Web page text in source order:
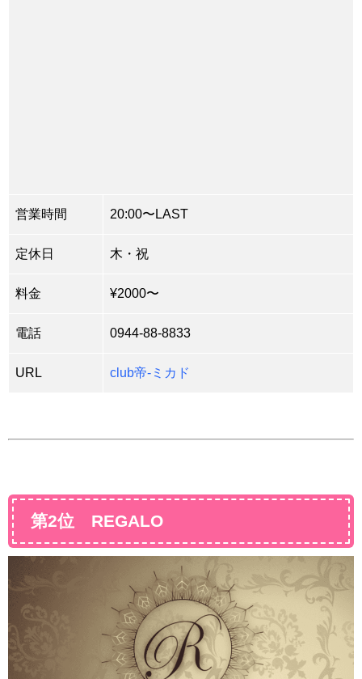
営業時間 20:00〜LAST
定休日 木・祝
料金 ¥2000〜
電話 0944-88-8833
URL club帝-ミカド
第2位 REGALO